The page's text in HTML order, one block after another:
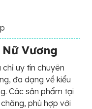
Vương
uy tín chuyên
đa dạng về kiểu
Các sản phẩm tại
phù hợp với